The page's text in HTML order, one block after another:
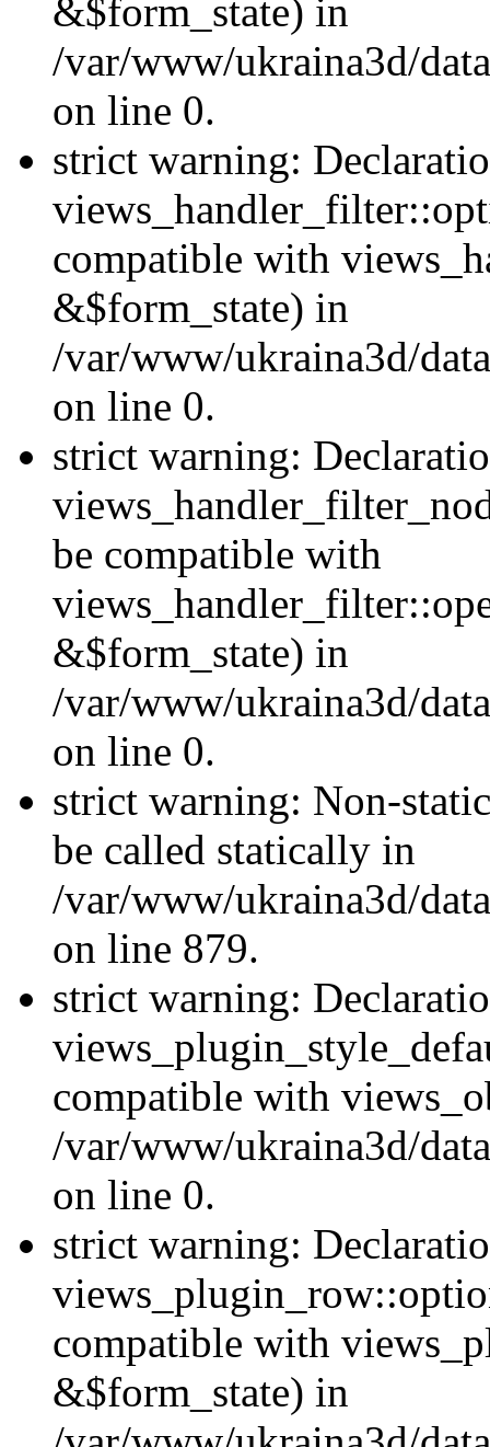
&$form_state) in
/var/www/ukraina3d/
on line 0.
strict warning:
compatible with
&$form_state) in
/var/www/ukraina3d/
on line 0.
strict warning:
be compatible with
&$form_state) in
/var/www/ukraina3d/
on line 0.
strict warning: Non-
be called statically in
/var/www/ukraina3d/
on line 879.
strict warning:
compatible with
/var/www/ukraina3d/
on line 0.
strict warning:
compatible with
&$form_state) in